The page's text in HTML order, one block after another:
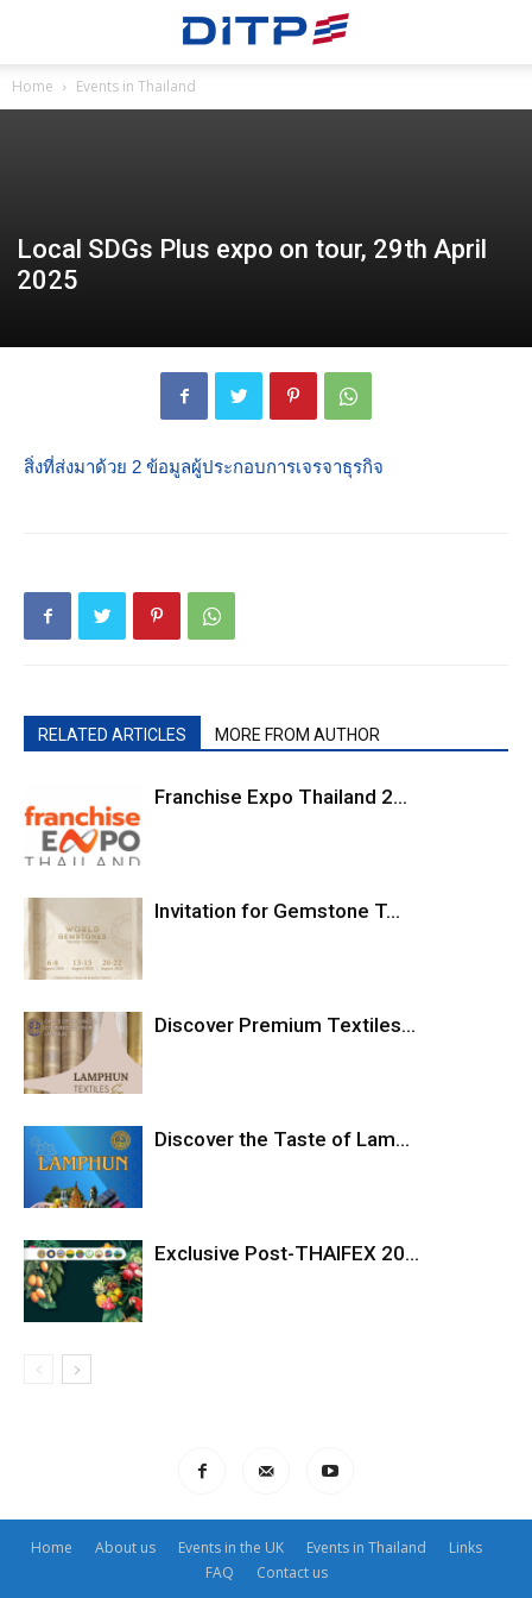
Home Events in Thailand
Local SDGs Plus expo on tour, 29th April
2025
สิ่งที่ส่งมาด้วย 2 ข้อมูลผู้ประกอบการเจรจาธุรกิจ
RELATED ARTICLES MORE FROM AUTHOR
Franchise Expo Thailand 2...
Invitation for Gemstone T...
Discover Premium Textiles...
Discover the Taste of Lam...
Exclusive Post-THAIFEX 20...
Home About us Events in the UK Events in Thailand
Links
FAQ
Contact us